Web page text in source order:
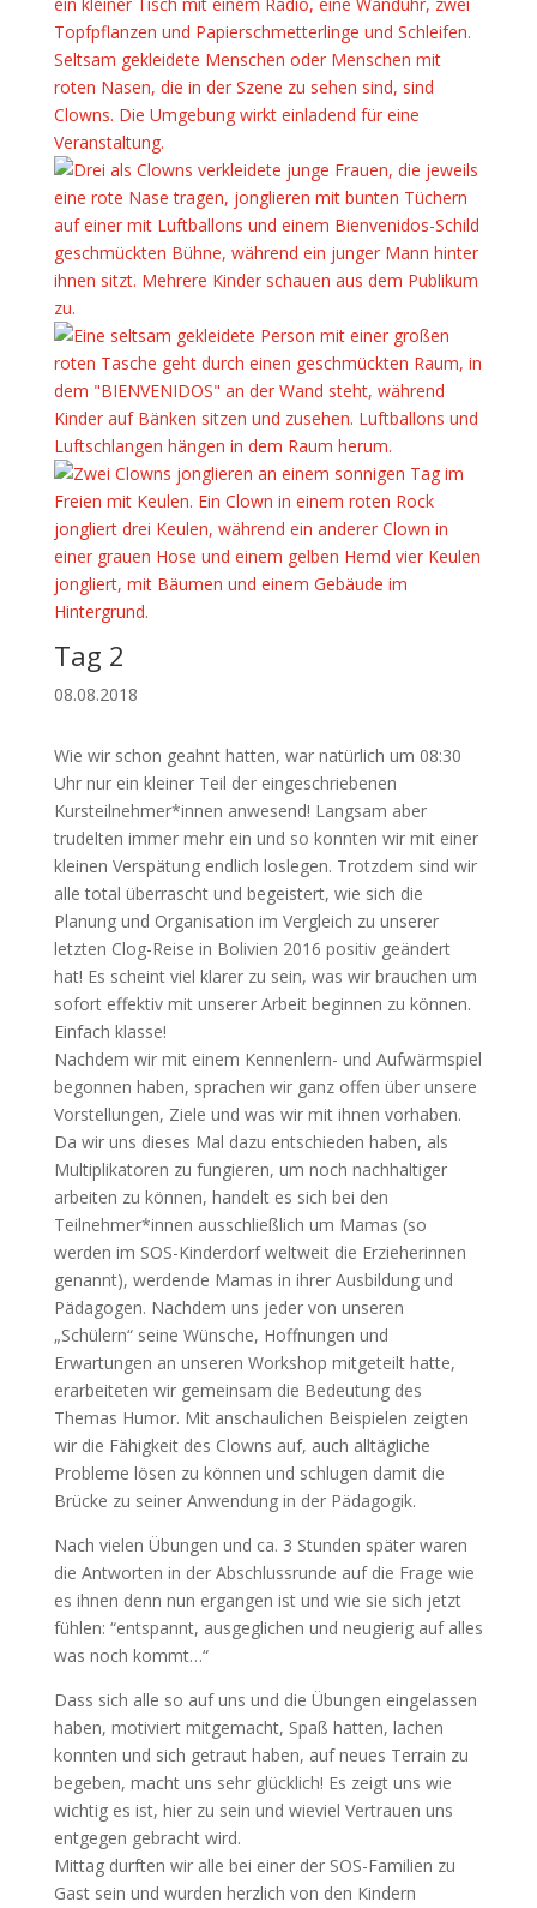
Tag 2
08.08.2018
Wie wir schon geahnt hatten, war natürlich um 08:30
Uhr nur ein kleiner Teil der eingeschriebenen
Kursteilnehmer*innen anwesend! Langsam aber
trudelten immer mehr ein und so konnten wir mit einer
kleinen Verspätung endlich loslegen. Trotzdem sind wir
alle total überrascht und begeistert, wie sich die
Planung und Organisation im Vergleich zu unserer
letzten Clog-Reise in Bolivien 2016 positiv geändert
hat! Es scheint viel klarer zu sein, was wir brauchen um
sofort effektiv mit unserer Arbeit beginnen zu können.
Einfach klasse!
Nachdem wir mit einem Kennenlern- und Aufwärmspiel
begonnen haben, sprachen wir ganz offen über unsere
Vorstellungen, Ziele und was wir mit ihnen vorhaben.
Da wir uns dieses Mal dazu entschieden haben, als
Multiplikatoren zu fungieren, um noch nachhaltiger
arbeiten zu können, handelt es sich bei den
Teilnehmer*innen ausschließlich um Mamas (so
werden im SOS-Kinderdorf weltweit die Erzieherinnen
genannt), werdende Mamas in ihrer Ausbildung und
Pädagogen. Nachdem uns jeder von unseren
„Schülern“ seine Wünsche, Hoffnungen und
Erwartungen an unseren Workshop mitgeteilt hatte,
erarbeiteten wir gemeinsam die Bedeutung des
Themas Humor. Mit anschaulichen Beispielen zeigten
wir die Fähigkeit des Clowns auf, auch alltägliche
Probleme lösen zu können und schlugen damit die
Brücke zu seiner Anwendung in der Pädagogik.
Nach vielen Übungen und ca. 3 Stunden später waren
die Antworten in der Abschlussrunde auf die Frage wie
es ihnen denn nun ergangen ist und wie sie sich jetzt
fühlen: “entspannt, ausgeglichen und neugierig auf alles
was noch kommt…“
Dass sich alle so auf uns und die Übungen eingelassen
haben, motiviert mitgemacht, Spaß hatten, lachen
konnten und sich getraut haben, auf neues Terrain zu
begeben, macht uns sehr glücklich! Es zeigt uns wie
wichtig es ist, hier zu sein und wieviel Vertrauen uns
entgegen gebracht wird.
Mittag durften wir alle bei einer der SOS-Familien zu
Gast sein und wurden herzlich von den Kindern